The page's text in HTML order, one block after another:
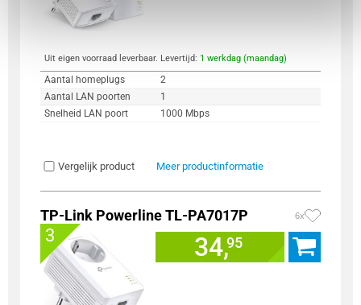
Uit eigen voorraad leverbaar. Levertijd: 1 werkdag (maandag)
Aantal homeplugs
2
Aantal LAN poorten
1
Snelheid LAN poort
1000 Mbps
Vergelijk product Meer productinformatie
TP-Link Powerline TL-PA7017P 6x
3 34,95